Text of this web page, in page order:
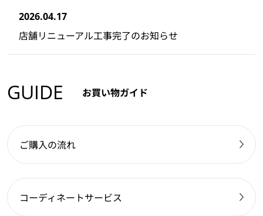
2026.04.17
店舗リニューアル工事完了のお知らせ
GUIDE お買い物ガイド
ご購入の流れ
コーディネートサービス